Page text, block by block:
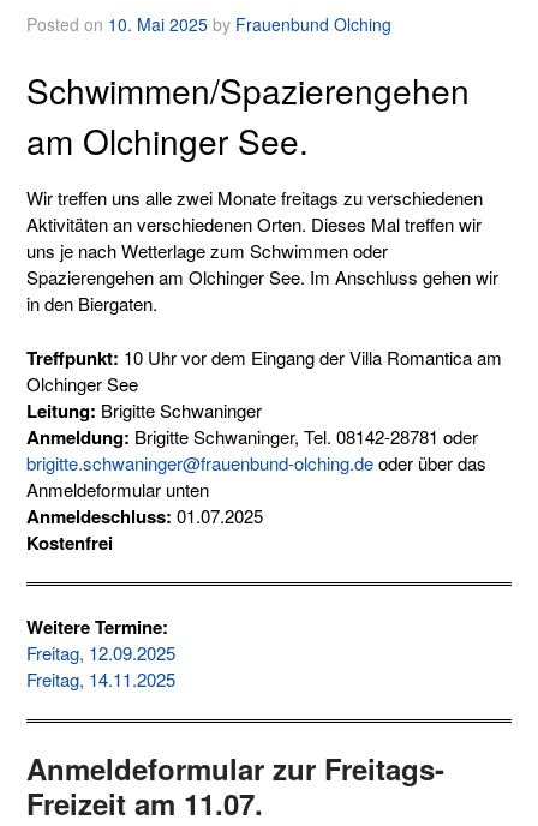
Posted on 10. Mai 2025 by Frauenbund Olching
Schwimmen/Spazierengehen
am Olchinger See.
Wir treffen uns alle zwei Monate freitags zu verschiedenen
Aktivitäten an verschiedenen Orten. Dieses Mal treffen wir
uns je nach Wetterlage zum Schwimmen oder
Spazierengehen am Olchinger See. Im Anschluss gehen wir
in den Biergaten.
Treffpunkt: 10 Uhr vor dem Eingang der Villa Romantica am
Olchinger See
Leitung: Brigitte Schwaninger
Anmeldung: Brigitte Schwaninger, Tel. 08142-28781 oder
brigitte.schwaninger@frauenbund-olching.deoder über das
Anmeldeformular unten
Anmeldeschluss:01.07.2025
Kostenfrei
Weitere Termine:
Freitag, 12.09.2025
Freitag, 14.11.2025
Anmeldeformular zur Freitags-
Freizeit am 11.07.